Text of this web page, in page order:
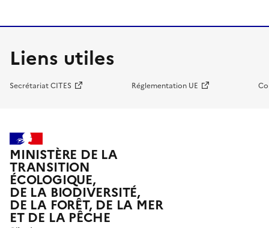
Liens utiles
Secrétariat CITES Réglementation UE
MINISTÈRE DE LA
TRANSITION
ÉCOLOGIQUE,
DE LA BIODIVERSITÉ,
DE LA FORÊT, DE LA MER
ET DE LA PÊCHE